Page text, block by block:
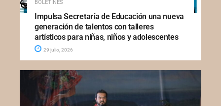
BOLETINES
Impulsa Secretaría de Educación una nueva
generación de talentos con talleres
artísticos para niñas, niños y adolescentes
29 julio, 2026